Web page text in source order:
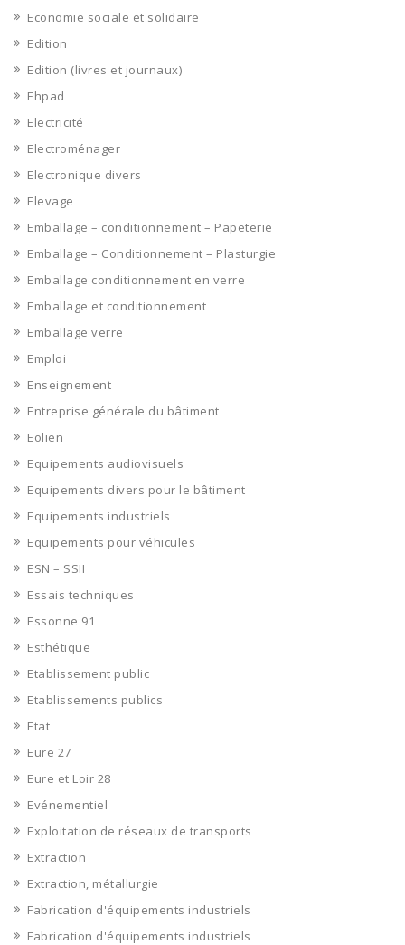
Economie sociale et solidaire
Edition
Edition (livres et journaux)
Ehpad
Electricité
Electroménager
Electronique divers
Elevage
Emballage – conditionnement – Papeterie
Emballage – Conditionnement – Plasturgie
Emballage conditionnement en verre
Emballage et conditionnement
Emballage verre
Emploi
Enseignement
Entreprise générale du bâtiment
Eolien
Equipements audiovisuels
Equipements divers pour le bâtiment
Equipements industriels
Equipements pour véhicules
ESN – SSII
Essais techniques
Essonne 91
Esthétique
Etablissement public
Etablissements publics
Etat
Eure 27
Eure et Loir 28
Evénementiel
Exploitation de réseaux de transports
Extraction
Extraction, métallurgie
Fabrication d'équipements industriels
Fabrication d'équipements industriels